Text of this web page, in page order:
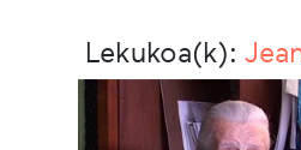
Lekukoa(k):